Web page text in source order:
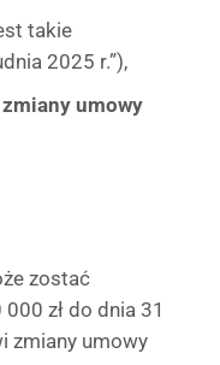
takie
2025 r.”),
umowy
zostać
zł do dnia 31
zmiany umowy